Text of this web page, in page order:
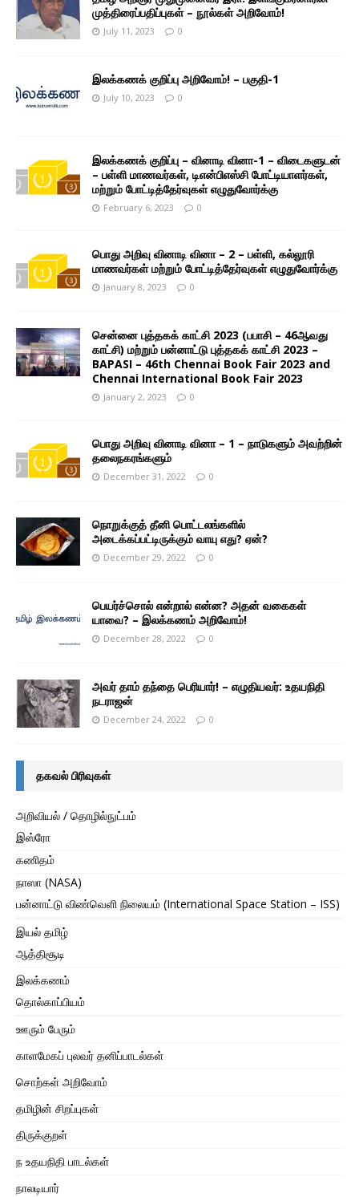
முத்திரைப்பதிப்புகள் – நூல்கள் அறிவோம்!
July 11, 2023 0
இலக்கணக் குறிப்பு அறிவோம்! – பகுதி-1
July 10, 2023 0
இலக்கணக் குறிப்பு – வினாடி வினா-1 – விடைகளுடன்
– பள்ளி மாணவர்கள், டிஎன்பிஎஸ்சி போட்டியாளர்கள்,
மற்றும் போட்டித்தேர்வுகள் எழுதுவோர்க்கு
February 6, 2023 0
பொது அறிவு வினாடி வினா – 2 – பள்ளி, கல்லூரி
மாணவர்கள் மற்றும் போட்டித்தேர்வுகள் எழுதுவோர்க்கு
January 8, 2023 0
சென்னை புத்தகக் காட்சி 2023 (பபாசி – 46ஆவது
காட்சி) மற்றும் பன்னாட்டு புத்தகக் காட்சி 2023 –
BAPASI – 46th Chennai Book Fair 2023 and
Chennai International Book Fair 2023
January 2, 2023 0
பொது அறிவு வினாடி வினா – 1 – நாடுகளும் அவற்றின்
தலைநகரங்களும்
December 31, 2022 0
நொறுக்குத் தீனி பொட்டலங்களில்
அடைக்கப்பட்டிருக்கும் வாயு எது? ஏன்?
December 29, 2022 0
பெயர்ச்சொல் என்றால் என்ன? அதன் வகைகள்
யாவை? – இலக்கணம் அறிவோம்!
December 28, 2022 0
அவர் தாம் தந்தை பெரியார்! – எழுதியவர்: உதயநிதி
நடராஜன்
December 24, 2022 0
தகவல் பிரிவுகள்
அறிவியல் / தொழில்நுட்பம்
இஸ்ரோ
கணிதம்
நாஸா (NASA)
பன்னாட்டு விண்வெளி நிலையம் (International Space Station – ISS)
இயல் தமிழ்
ஆத்திசூடி
இலக்கணம்
தொல்காப்பியம்
ஊரும் பேரும்
காளமேகப் புலவர் தனிப்பாடல்கள்
சொற்கள் அறிவோம்
தமிழின் சிறப்புகள்
திருக்குறள்
ந உதயநிதி பாடல்கள்
நாலடியார்